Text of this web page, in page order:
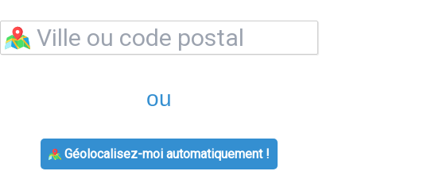
ou
Géolocalisez-moi automatiquement !